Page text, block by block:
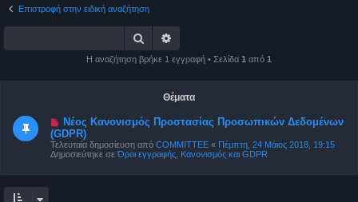
Επιστροφή στην ειδική αναζήτηση
Αναζήτηση
Η αναζήτηση βρήκε 1 εγγραφή • Σελίδα 1 από 1
Θέματα
Ν
έ
α
δ
η
ο
Νέος Κανονισμός Προστασίας Προσωπικών Δεδομένων
(GDPR)
Τελευταία δημοσίευση από COMMITTEE « Πέμπτη, 24 Μάιος 2018, 19:15
Δημοσιεύτηκε σεΌροι εγγραφής, Κανονισμός και GDPR